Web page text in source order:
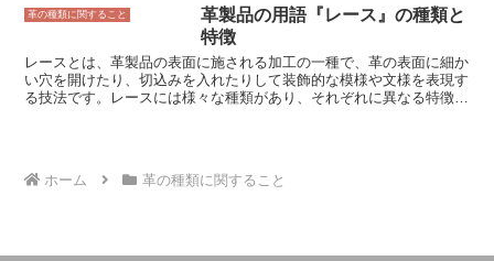
写真用ゼラチンは、ゼラチンの製造工程で、写真材料の製造に適した
品質のゼラチンを選択して製造されます。写真用ゼラチンには、一般
に食用ゼラチンと異なる、いくつかの品質基準が設定されています。
写真用ゼラチンは、食用ゼラチンよりも純度が高く、発色性や定着性
などの写真材料としての特性が優れています。
革の種類に関すること
革製品の用語『レース』の種類と
特徴
レースとは、革製品の表面に施される加工の一種で、革の表面に細か
い穴を開けたり、切込みを入れたりして装飾的な模様や文様を表現す
る技法です。レースには様々な種類があり、それぞれに異なる特徴を
ホーム 革の種類に関すること